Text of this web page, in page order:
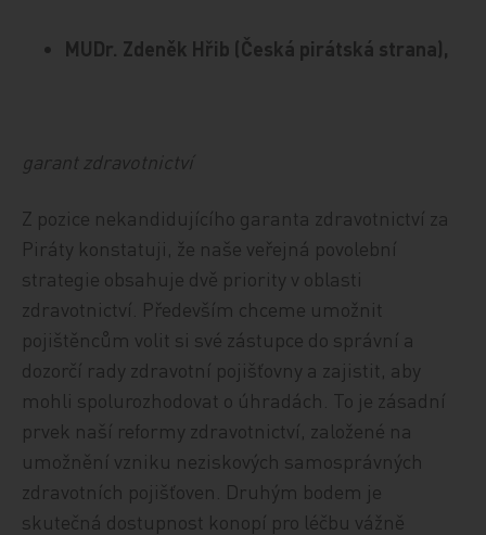
MUDr. Zdeněk Hřib (Česká pirátská strana),
garant zdravotnictví
Z pozice nekandidujícího garanta zdravotnictví za
Piráty konstatuji, že naše veřejná povolební
strategie obsahuje dvě priority v oblasti
zdravotnictví. Především chceme umožnit
pojištěncům volit si své zástupce do správní a
dozorčí rady zdravotní pojišťovny a zajistit, aby
mohli spolurozhodovat o úhradách. To je zásadní
prvek naší reformy zdravotnictví, založené na
umožnění vzniku neziskových samosprávných
zdravotních pojišťoven. Druhým bodem je
skutečná dostupnost konopí pro léčbu vážně